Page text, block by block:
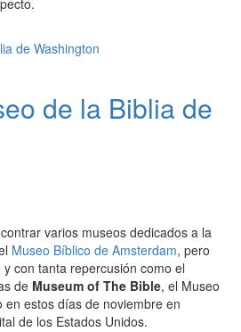
de la Biblia de
varios museos dedicados a la
Museo Bíblico de Amsterdam, pero
con tanta repercusión como el
de Museum of The Bible, el Museo
en estos días de noviembre en
de los Estados Unidos.